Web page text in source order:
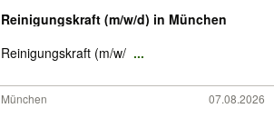
Reinigungskraft (m/w/d) in München
Reinigungskraft (m/w/ ...
München 07.08.2026